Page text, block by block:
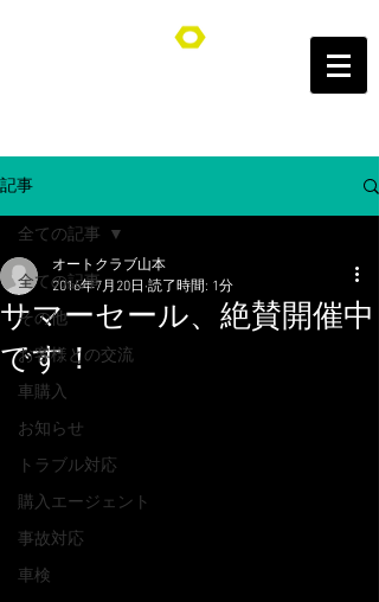
オートクラブ山本/Auto Club YAMAMOTO
記事
全ての記事
その他
お客様との交流
車購入
お知らせ
トラブル対応
購入エージェント
事故対応
車検
全ての記事
サマーセール、絶賛開催中
です！
オートクラブ山本
2016年7月20日 読了時間: 1分